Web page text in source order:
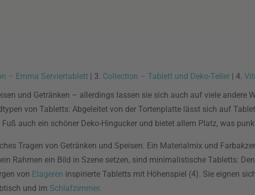
– Emma Serviertablett| 3. Collection – Tablett und Deko-Teller| 4.
und Getränken – allerdings lassen sie sich auch auf viele andere
von Tabletts: Abgeleitet von der Tortenplatte lässt sich auf
auch ein schöner Deko-Hingucker und bietet allem Platz, was
Tragen von Getränken und Speisen. Ein Materialmix und
Rahmen ein Bild in Szene setzen, sind minimalistische Tabletts:
von Etageren inspirierte Tabletts mit Höhenspiel (4). Sie eignen
und im Schlafzimmer.